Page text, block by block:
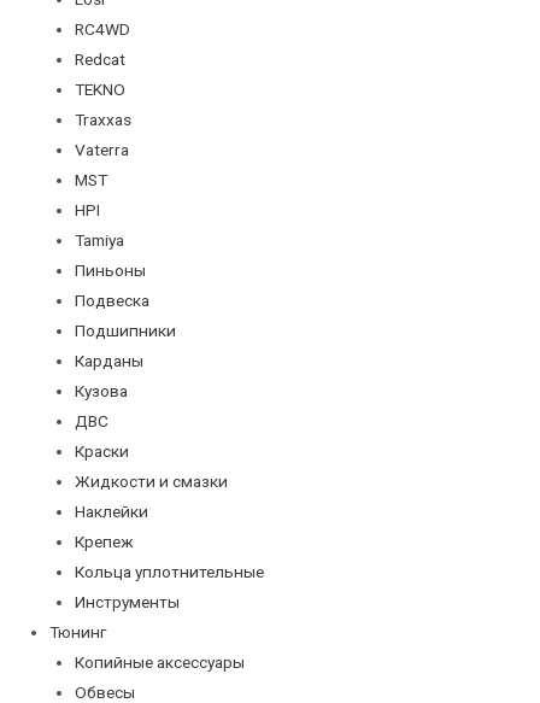
RC4WD
Redcat
TEKNO
Traxxas
Vaterra
MST
HPI
Tamiya
Пиньоны
Подвеска
Подшипники
Карданы
Кузова
ДВС
Краски
Жидкости и смазки
Наклейки
Крепеж
Кольца уплотнительные
Инструменты
Тюнинг
Копийные аксессуары
Обвесы